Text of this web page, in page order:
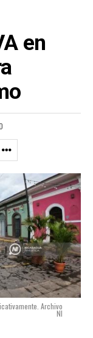
en
Archivo
NI